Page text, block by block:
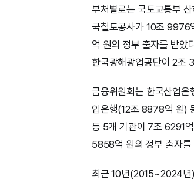
부처별로는 국토교통부
국철도공사가 10조 9976
억 원의 정부 출자를 받았
한국광해광업공단이 2조
금융위원회는 한국산업
입은행(12조 8878억 원)
등 5개 기관이 7조 6291
5858억 원의 정부 출자를
최근 10년(2015~2024년)